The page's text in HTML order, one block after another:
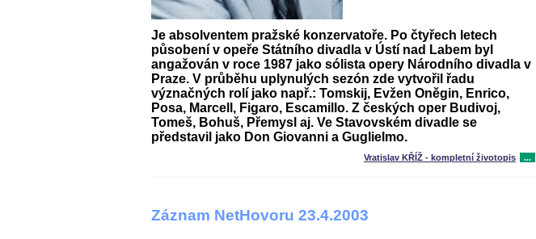
Je absolventem pražské konzervatoře. Po čtyřech letech
působení v opeře Státního divadla v Ústí nad Labem byl
angažován v roce 1987 jako sólista opery Národního divadla v
Praze. V průběhu uplynulých sezón zde vytvořil řadu
význačných rolí jako např.: Tomskij, Evžen Oněgin, Enrico,
Posa, Marcell, Figaro, Escamillo. Z českých oper Budivoj,
Tomeš, Bohuš, Přemysl aj. Ve Stavovském divadle se
představil jako Don Giovanni a Guglielmo.
Vratislav KŘÍŽ - kompletní životopis ...
Záznam NetHovoru 23.4.2003